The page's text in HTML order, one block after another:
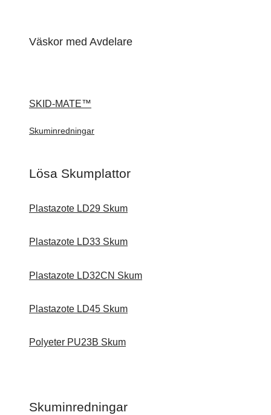
Väskor med Avdelare
SKID-MATE™
Skuminredningar
Lösa Skumplattor
Plastazote LD29 Skum
Plastazote LD33 Skum
Plastazote LD32CN Skum
Plastazote LD45 Skum
Polyeter PU23B Skum
Skuminredningar